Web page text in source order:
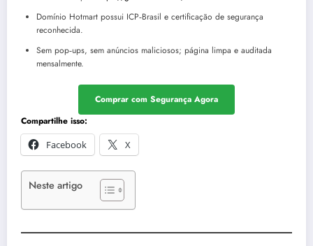
Domínio Hotmart possui ICP‑Brasil e certificação de segurança
reconhecida.
Sem pop‑ups, sem anúncios maliciosos; página limpa e auditada
mensalmente.
Comprar com Segurança Agora
Compartilhe isso:
Facebook
X
Neste artigo